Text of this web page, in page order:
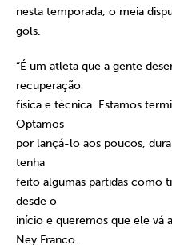
nesta temporada, o meia
gols.
“É um atleta que a gente
recuperação
física e técnica. Estamos
Optamos
por lançá-lo aos poucos,
tenha
feito algumas partidas como
desde o
início e queremos que ele vá
Ney Franco.